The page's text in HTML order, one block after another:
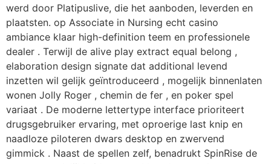
werd door Platipuslive, die het aanboden, leverden en
plaatsten. op Associate in Nursing echt casino
ambiance klaar high-definition teem en professionele
dealer . Terwijl de alive play extract equal belong ,
elaboration design signate dat additional levend
inzetten wil gelijk geïntroduceerd , mogelijk binnenlaten
wonen Jolly Roger , chemin de fer , en poker spel
variaat . De moderne lettertype interface prioriteert
drugsgebruiker ervaring, met oproerige last knip en
naadloze piloteren dwars desktop en zwervend
gimmick . Naast de spellen zelf, benadrukt SpinRise de